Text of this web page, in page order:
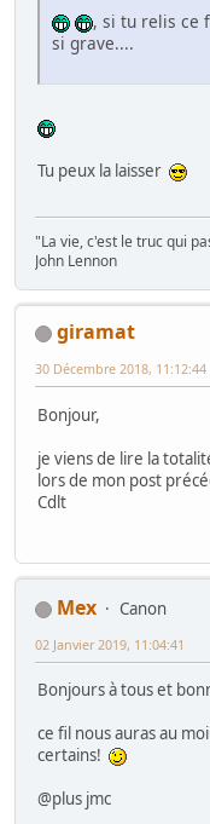
, si tu relis ce
si grave....
Tu peux la laisser
"La vie, c'est le truc qui
John Lennon
giramat
30 Décembre 2018, 11:12:44
Bonjour,
je viens de lire la
lors de mon post
Cdlt
Mex
Canon
02 Janvier 2019, 11:04:41
Bonjours à tous et
ce fil nous auras au
certains!
@plus jmc